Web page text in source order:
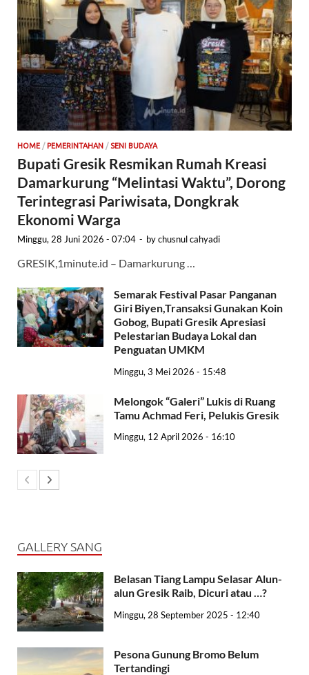
HOME / PEMERINTAHAN / SENI BUDAYA
Bupati Gresik Resmikan Rumah Kreasi
Damarkurung “Melintasi Waktu”, Dorong
Terintegrasi Pariwisata, Dongkrak
Ekonomi Warga
Minggu, 28 Juni 2026 - 07:04 - bychusnul cahyadi
GRESIK,1minute.id – Damarkurung …
Semarak Festival Pasar Panganan
Giri Biyen,Transaksi Gunakan Koin
Gobog, Bupati Gresik Apresiasi
Pelestarian Budaya Lokal dan
Penguatan UMKM
Minggu, 3 Mei 2026 - 15:48
Melongok “Galeri” Lukis di Ruang
Tamu Achmad Feri, Pelukis Gresik
Minggu, 12 April 2026 - 16:10
GALLERY SANG
Belasan Tiang Lampu Selasar Alun-
alun Gresik Raib, Dicuri atau …?
Minggu, 28 September 2025 - 12:40
Pesona Gunung Bromo Belum
Tertandingi